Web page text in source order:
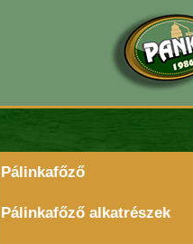
Pálinkafőző
Pálinkafőző alkatrészek